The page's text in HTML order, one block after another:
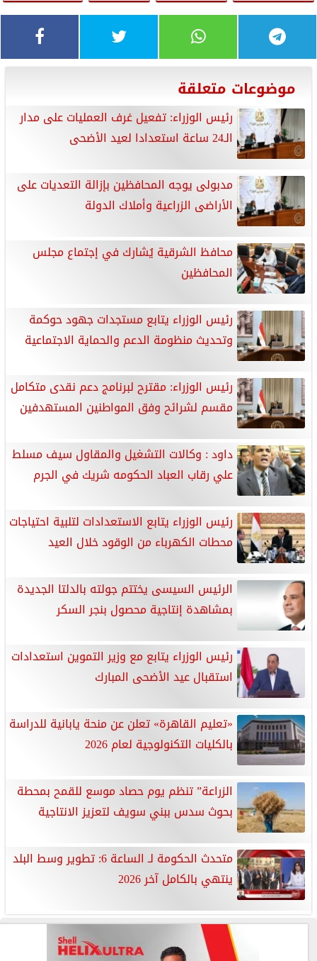
موضوعات متعلقة
رئيس الوزراء: تفعيل غرف العمليات على مدار
الـ24 ساعة استعدادا لعيد الأضحى
مدبولى يوجه المحافظين بإزالة التعديات على
الأراضى الزراعية وأملاك الدولة
محافظ الشرقية يُشارك في إجتماع مجلس
المحافظين
رئيس الوزراء يتابع مستجدات جهود حوكمة
وتحديث منظومة الدعم والحماية الاجتماعية
رئيس الوزراء: مقترح لبرنامج دعم نقدى متكامل
مقسم لشرائح وفق المواطنين المستهدفين
داود : وكالات التشغيل والمقاول سيف مسلط
علي رقاب العباد الحكومه شريك في الجرم
رئيس الوزراء يتابع الاستعدادات لتلبية احتياجات
محطات الكهرباء من الوقود خلال العيد
الرئيس السيسى يختتم جولته بالدلتا الجديدة
بمشاهدة إنتاجية محصول بنجر السكر
رئيس الوزراء يتابع مع وزير التموين استعدادات
استقبال عيد الأضحى المبارك
«تعليم القاهرة» تعلن عن منحة يابانية للدراسة
بالكليات التكنولوجية لعام 2026
الزراعة” تنظم يوم حصاد موسع للقمح بمحطة
بحوث سدس ببني سويف لتعزيز الانتاجية
متحدث الحكومة لـ الساعة 6: تطوير وسط البلد
ينتهي بالكامل آخر 2026